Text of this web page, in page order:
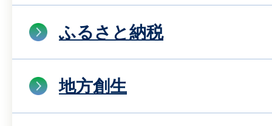
ふるさと納税
地方創生